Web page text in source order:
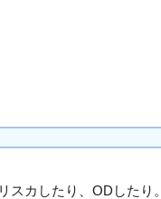
カしたり、ODしたり。